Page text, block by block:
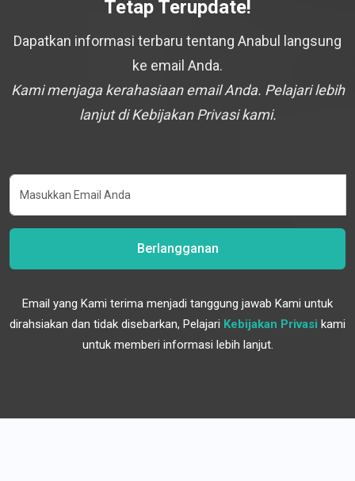
Tetap Terupdate!
Dapatkan informasi terbaru tentang Anabul langsung
ke email Anda.
Kami menjaga kerahasiaan email Anda. Pelajari lebih
lanjut di Kebijakan Privasi kami.
Berlangganan
Email yang Kami terima menjadi tanggung jawab Kami untuk
dirahsiakan dan tidak disebarkan, Pelajari Kebijakan Privasi kami
untuk memberi informasi lebih lanjut.